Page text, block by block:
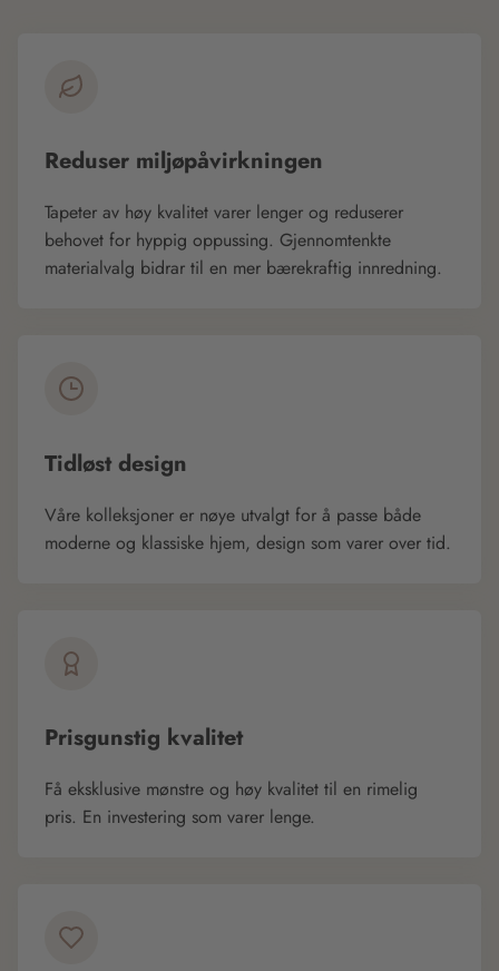
Reduser miljøpåvirkningen
Tapeter av høy kvalitet varer lenger og reduserer
behovet for hyppig oppussing. Gjennomtenkte
materialvalg bidrar til en mer bærekraftig innredning.
Tidløst design
Våre kolleksjoner er nøye utvalgt for å passe både
moderne og klassiske hjem, design som varer over tid.
Prisgunstig kvalitet
Få eksklusive mønstre og høy kvalitet til en rimelig
pris. En investering som varer lenge.